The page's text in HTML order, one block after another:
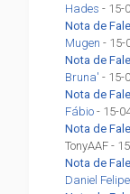
Hades - 15-
Nota de
Mugen - 15-
Nota de
Bruna' - 15-
Nota de
Fábio - 15-
Nota de
TonyAAF -
Nota de
Daniel Felipe